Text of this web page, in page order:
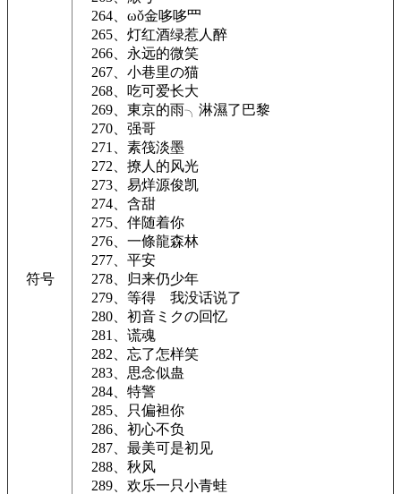
符号
264、ωǒ金哆哆罒
265、灯红酒绿惹人醉
266、永远的微笑
267、小巷里の猫
268、吃可爱长大
269、東京的雨╮淋濕了巴黎
270、强哥
271、素筏淡墨
272、撩人的风光
273、易烊源俊凯
274、含甜
275、伴随着你
276、一條龍森林
277、平安
278、归来仍少年
279、等得ゞ我没话说了
280、初音ミクの回忆
281、谎魂
282、忘了怎样笑
283、思念似蛊
284、特警
285、只偏袒你
286、初心不负
287、最美可是初见
288、秋风
289、欢乐一只小青蛙